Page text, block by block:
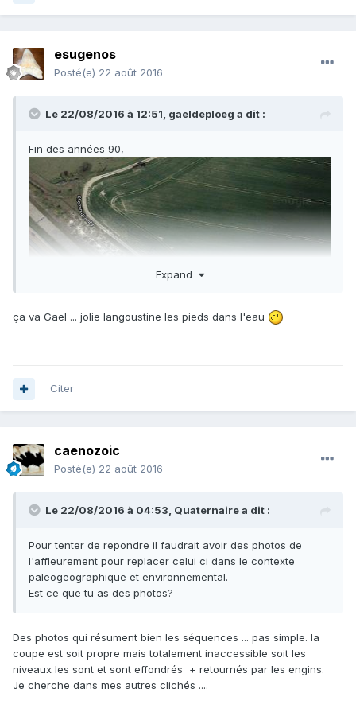
esugenos
Posté(e) 22 août 2016
Le 22/08/2016 à 12:51, gaeldeploeg a dit :
Fin des années 90,
La, sur le chantier après un orage qui avait bien nettoyer
Mes souvenirs! et quelques mois plus tard voir la même
Expand
ça va Gael ... jolie langoustine les pieds dans l'eau
Citer
caenozoic
Posté(e) 22 août 2016
Le 22/08/2016 à 04:53, Quaternairea dit :
Pour tenter de repondre il faudrait avoir des photos de
l'affleurement pour replacer celui ci dans le contexte
paleogeographique et environnemental.
Est ce que tu as des photos?
Des photos qui résument bien les séquences ... pas simple. la
coupe est soit propre mais totalement inaccessible soit les
niveaux les sont et sont effondrés + retournés par les engins.
Je cherche dans mes autres clichés ....